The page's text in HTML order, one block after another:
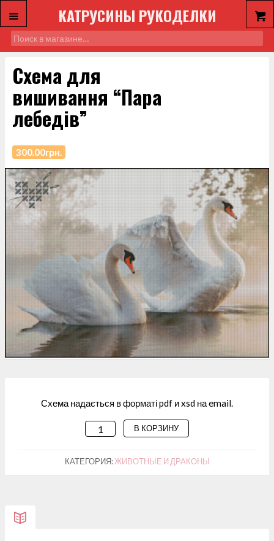
КАТРУСИНЫ РУКОДЕЛКИ
Схема для
вишивання “Пара
лебедів”
300.00грн.
Схема надається в форматі pdf и xsd на email.
КОЛИЧЕСТВО
СХЕМА
ДЛЯ
В КОРЗИНУ
КАТЕГОРИЯ:ЖИВОТНЫЕ И ДРАКОНЫ